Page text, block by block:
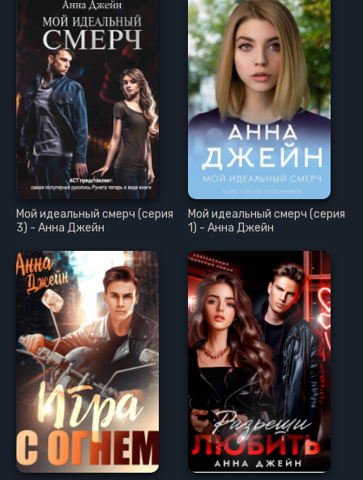
Мой идеальный смерч (серия
3) - Анна Джейн
Мой идеальный смерч (серия
1) - Анна Джейн